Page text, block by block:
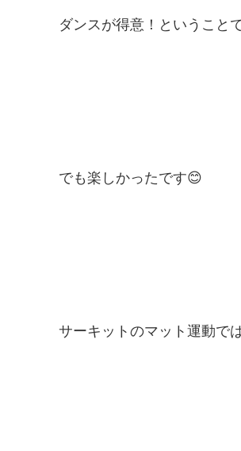
ダンスが得意！ということ
でも楽しかったです😊
サーキットのマット運動で